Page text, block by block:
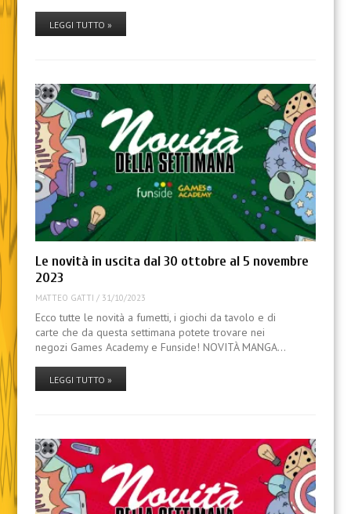
LEGGI TUTTO »
Le novità in uscita dal 30 ottobre al 5 novembre
2023
MATTEO GATTI / 31/10/2023
Ecco tutte le novità a fumetti, i giochi da tavolo e di
carte che da questa settimana potete trovare nei
negozi Games Academy e Funside! NOVITÀ MANGA…
LEGGI TUTTO »